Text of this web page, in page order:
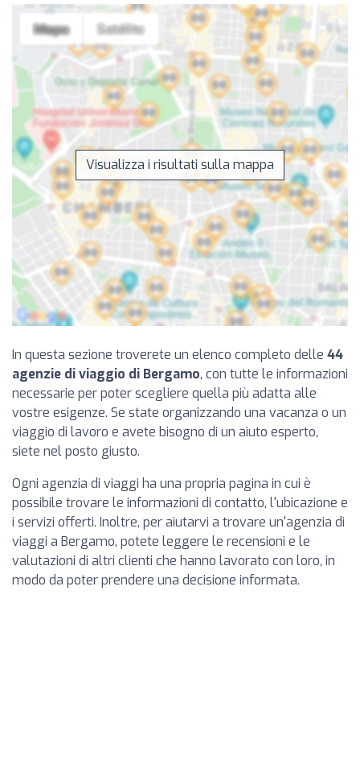
Visualizza i risultati sulla mappa
In questa sezione troverete un elenco completo delle 44
agenzie di viaggio di Bergamo, con tutte le informazioni
necessarie per poter scegliere quella più adatta alle
vostre esigenze. Se state organizzando una vacanza o un
viaggio di lavoro e avete bisogno di un aiuto esperto,
siete nel posto giusto.
Ogni agenzia di viaggi ha una propria pagina in cui è
possibile trovare le informazioni di contatto, l'ubicazione e
i servizi offerti. Inoltre, per aiutarvi a trovare un'agenzia di
viaggi a Bergamo, potete leggere le recensioni e le
valutazioni di altri clienti che hanno lavorato con loro, in
modo da poter prendere una decisione informata.